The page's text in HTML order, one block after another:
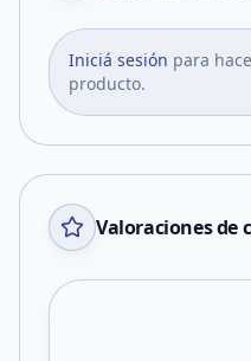
Iniciá sesión para
producto.
Valoraciones de